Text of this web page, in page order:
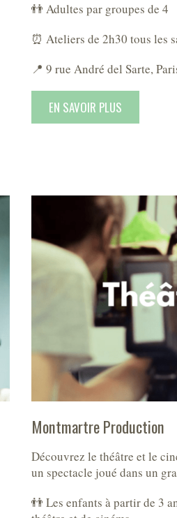
👬 Adultes par groupes de 4
⏰ Ateliers de 2h30 tous les
📍 9 rue André del Sarte,
EN SAVOIR PLUS
Montmartre Production
Découvrez le théâtre et le
un spectacle joué dans un
👬 Les enfants à partir de 3